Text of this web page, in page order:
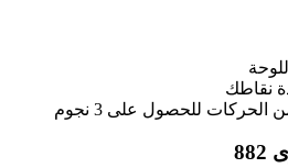
نقاطك
للحصول على 3 نجوم